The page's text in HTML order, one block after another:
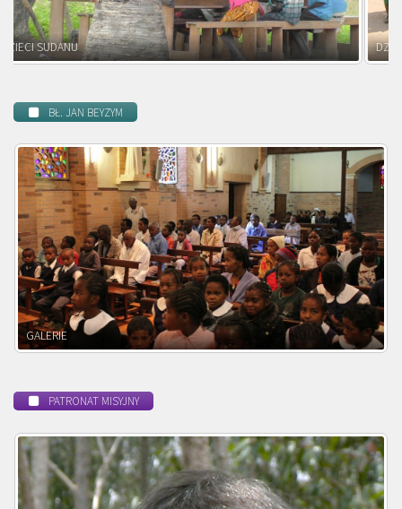
DZIECI ZAMBII
BŁ. JAN BEYZYM
POWOŁANIE MISYJNE
PATRONAT MISYJNY